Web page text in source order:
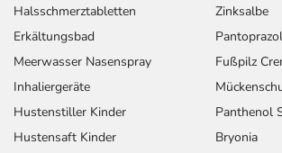
Halsschmerztabletten
Erkältungsbad
Meerwasser Nasenspray
Inhaliergeräte
Hustenstiller Kinder
Hustensaft Kinder
Zinksalbe
Pantoprazol
Fußpilz
Panthenol
Bryonia